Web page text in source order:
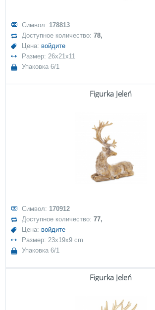
Символ: 178813
Доступное количество:78,
Цена: войдите
Размер: 26x21x11
Упаковка 6/1
Figurka Jeleń
Символ: 170912
Доступное количество:77,
Цена: войдите
Размер: 23x19x9 cm
Упаковка 6/1
Figurka Jeleń